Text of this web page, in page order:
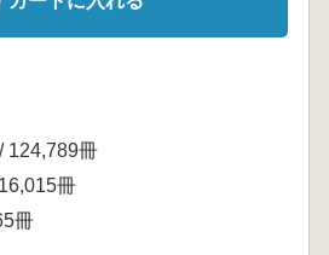
124,789冊
冊
冊